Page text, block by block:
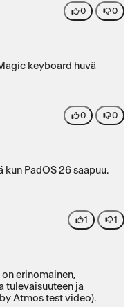
0 0
keyboard huvä
0 0
PadOS 26 saapuu.
1 1
erinomainen,
tulevaisuuteen ja
Atmos test video).